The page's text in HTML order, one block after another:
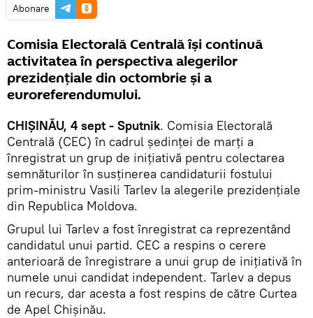
Abonare
Comisia Electorală Centrală își continuă
activitatea în perspectiva alegerilor
prezidențiale din octombrie și a
euroreferendumului.
CHIȘINĂU, 4 sept - Sputnik. Comisia Electorală
Centrală (CEC) în cadrul ședinței de marți a
înregistrat un grup de inițiativă pentru colectarea
semnăturilor în susținerea candidaturii fostului
prim-ministru Vasili Tarlev la alegerile prezidențiale
din Republica Moldova.
Grupul lui Tarlev a fost înregistrat ca reprezentând
candidatul unui partid. CEC a respins o cerere
anterioară de înregistrare a unui grup de inițiativă în
numele unui candidat independent. Tarlev a depus
un recurs, dar acesta a fost respins de către Curtea
de Apel Chișinău.